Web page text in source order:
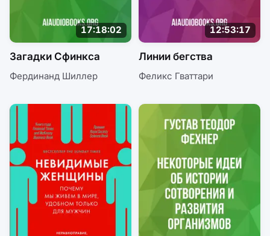
17:18:02
Загадки Сфинкса
Фердинанд Шиллер
12:53:17
Линии бегства
Феликс Гваттари